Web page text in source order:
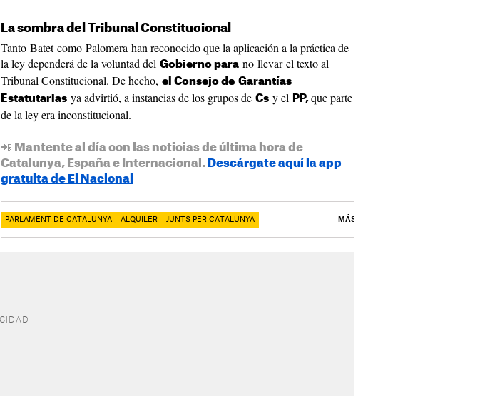
La sombra del Tribunal Constitucional
Tanto Batet como Palomera han reconocido que la aplicación a la práctica de
la ley dependerá de la voluntad del Gobierno para no llevar el texto al
Tribunal Constitucional. De hecho, el Consejo de Garantías
Estatutarias ya advirtió, a instancias de los grupos de Cs y el PP, que parte
de la ley era inconstitucional.
📲 Mantente al día con las noticias de última hora de
Catalunya, España e Internacional. Descárgate aquí la app
gratuita de El Nacional
PARLAMENT DE CATALUNYA ALQUILER JUNTS PER CATALUNYA MÁS